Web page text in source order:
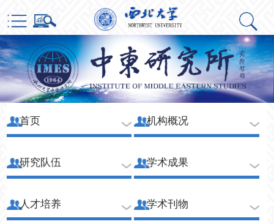
首页 机构概况
研究队伍 学术成果
人才培养 学术刊物